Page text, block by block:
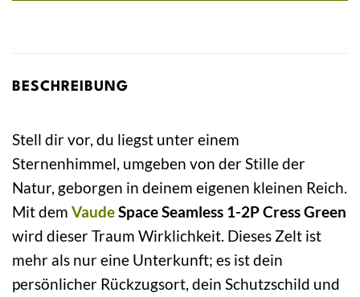
BESCHREIBUNG
Stell dir vor, du liegst unter einem
Sternenhimmel, umgeben von der Stille der
Natur, geborgen in deinem eigenen kleinen Reich.
Mit dem VaudeSpace Seamless 1-2P Cress Green
wird dieser Traum Wirklichkeit. Dieses Zelt ist
mehr als nur eine Unterkunft; es ist dein
persönlicher Rückzugsort, dein Schutzschild und